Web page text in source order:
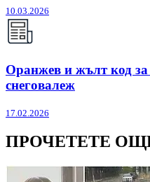
10.03.2026
Оранжев и жълт код
снеговалеж
17.02.2026
ПРОЧЕТЕТЕ